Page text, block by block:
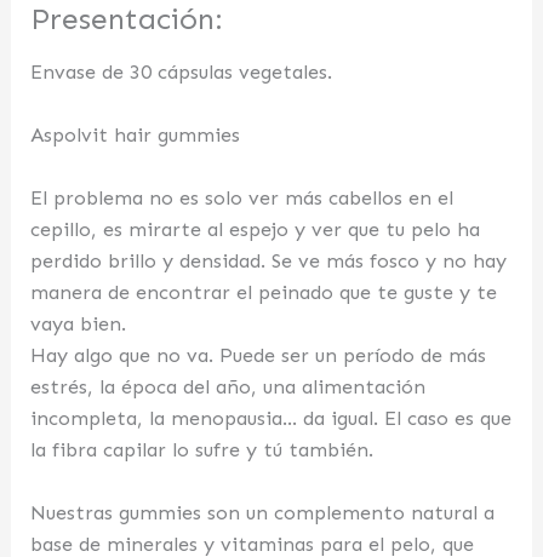
Presentación:
Envase de 30 cápsulas vegetales.
Aspolvit hair gummies
El problema no es solo ver más cabellos en el
cepillo, es mirarte al espejo y ver que tu pelo ha
perdido brillo y densidad. Se ve más fosco y no hay
manera de encontrar el peinado que te guste y te
vaya bien.
Hay algo que no va. Puede ser un período de más
estrés, la época del año, una alimentación
incompleta, la menopausia… da igual. El caso es que
la fibra capilar lo sufre y tú también.
Nuestras gummies son un complemento natural a
base de minerales y vitaminas para el pelo, que